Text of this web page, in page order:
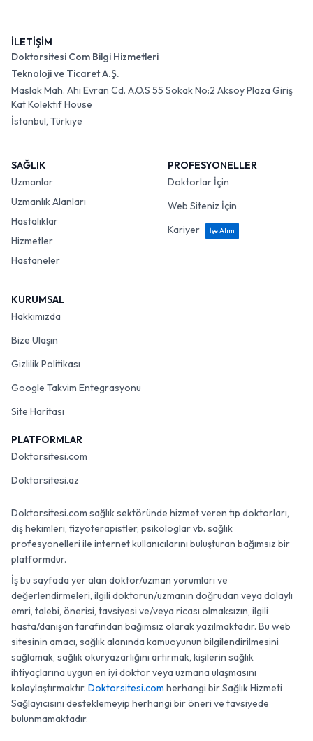
İLETİŞİM
Doktorsitesi Com Bilgi Hizmetleri
Teknoloji ve Ticaret A.Ş.
Maslak Mah. Ahi Evran Cd. A.O.S 55 Sokak No:2 Aksoy Plaza Giriş
Kat Kolektif House
İstanbul, Türkiye
SAĞLIK
Uzmanlar
Uzmanlık Alanları
Hastalıklar
Hizmetler
Hastaneler
PROFESYONELLER
Doktorlar İçin
Web Siteniz İçin
Kariyer
İşe Alım
KURUMSAL
Hakkımızda
Bize Ulaşın
Gizlilik Politikası
Google Takvim Entegrasyonu
Site Haritası
PLATFORMLAR
Doktorsitesi.com
Doktorsitesi.az
Doktorsitesi.com sağlık sektöründe hizmet veren tıp doktorları,
diş hekimleri, fizyoterapistler, psikologlar vb. sağlık
profesyonelleri ile internet kullanıcılarını buluşturan bağımsız bir
platformdur.
İş bu sayfada yer alan doktor/uzman yorumları ve
değerlendirmeleri, ilgili doktorun/uzmanın doğrudan veya dolaylı
emri, talebi, önerisi, tavsiyesi ve/veya ricası olmaksızın, ilgili
hasta/danışan tarafından bağımsız olarak yazılmaktadır. Bu web
sitesinin amacı, sağlık alanında kamuoyunun bilgilendirilmesini
sağlamak, sağlık okuryazarlığını artırmak, kişilerin sağlık
ihtiyaçlarına uygun en iyi doktor veya uzmana ulaşmasını
kolaylaştırmaktır. Doktorsitesi.com herhangi bir Sağlık Hizmeti
Sağlayıcısını desteklemeyip herhangi bir öneri ve tavsiyede
bulunmamaktadır.